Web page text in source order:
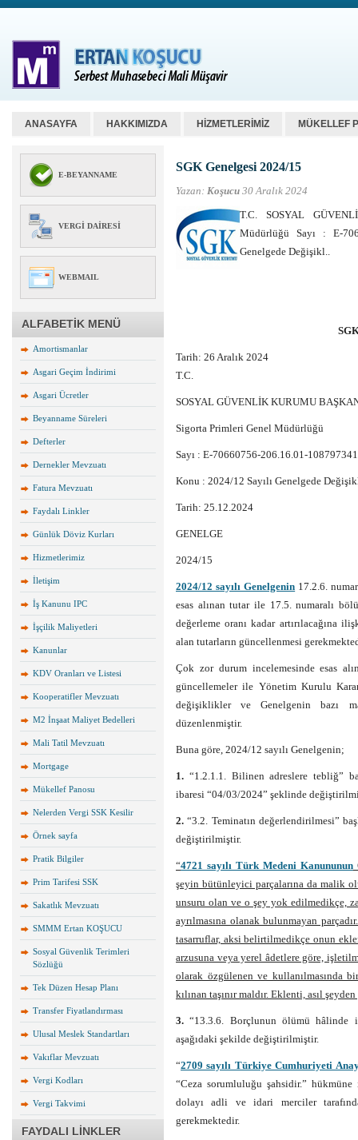
ANASAYFA HAKKIMIZDA HİZMETLERİMİZ MÜKELLEF
E-BEYANNAME
VERGI DAIRESI
WEBMAIL
ALFABETİK MENÜ
Amortismanlar
Asgari Geçim İndirimi
Asgari Ücretler
Beyanname Süreleri
Defterler
Dernekler Mevzuatı
Fatura Mevzuatı
Faydalı Linkler
Günlük Döviz Kurları
Hizmetlerimiz
İletişim
İş Kanunu IPC
İşçilik Maliyetleri
Kanunlar
KDV Oranları ve Listesi
Kooperatifler Mevzuatı
M2 İnşaat Maliyet Bedelleri
Mali Tatil Mevzuatı
Mortgage
Mükellef Panosu
Nelerden Vergi SSK Kesilir
Örnek sayfa
Pratik Bilgiler
Prim Tarifesi SSK
Sakatlık Mevzuatı
SMMM Ertan KOŞUCU
Sosyal Güvenlik Terimleri
Sözlüğü
Tek Düzen Hesap Planı
Transfer Fiyatlandırması
Ulusal Meslek Standartları
Vakıflar Mevzuatı
Vergi Kodları
Vergi Takvimi
FAYDALI LİNKLER
SGK Genelgesi 2024/15
Yazan: Koşucu 30 Aralık 2024
T.C. SOSYAL
Müdürlüğü Sayı : E-
Genelgede Değişikl..
Tarih: 26 Aralık 2024
T.C.
SOSYAL GÜVENLİK KURUMU
Sigorta Primleri Genel Müdürlüğü
Sayı : E-70660756-206.16.01-108797341
Konu : 2024/12 Sayılı Genelgede
Tarih: 25.12.2024
GENELGE
2024/15
2024/12 sayılı Genelgenin 17.2.6.
esas alınan tutar ile 17.5. numaralı
değerleme oranı kadar artırılacağına
alan tutarların güncellenmesi
Çok zor durum incelemesinde esas
güncellemeler ile Yönetim Kurulu
değişiklikler ve Genelgenin bazı
düzenlenmiştir.
Buna göre, 2024/12 sayılı Genelgenin;
1. “1.2.1.1. Bilinen adreslere tebliğ”
ibaresi “04/03/2024” şeklinde
2. “3.2. Teminatın değerlendirilmesi”
değiştirilmiştir.
“4721 sayılı Türk Medeni Kanununun
şeyin bütünleyici parçalarına da malik
unsuru olan ve o şey yok edilmedikçe,
ayrılmasına olanak bulunmayan
tasarruflar, aksi belirtilmedikçe onun
arzusuna veya yerel âdetlere göre,
olarak özgülenen ve kullanılmasında
kılınan taşınır maldır. Eklenti, asıl
3. “13.3.6. Borçlunun ölümü hâlinde
aşağıdaki şekilde değiştirilmiştir.
“2709 sayılı Türkiye Cumhuriyeti
“Ceza sorumluluğu şahsidir.”
dolayı adli ve idari merciler
gerekmektedir.